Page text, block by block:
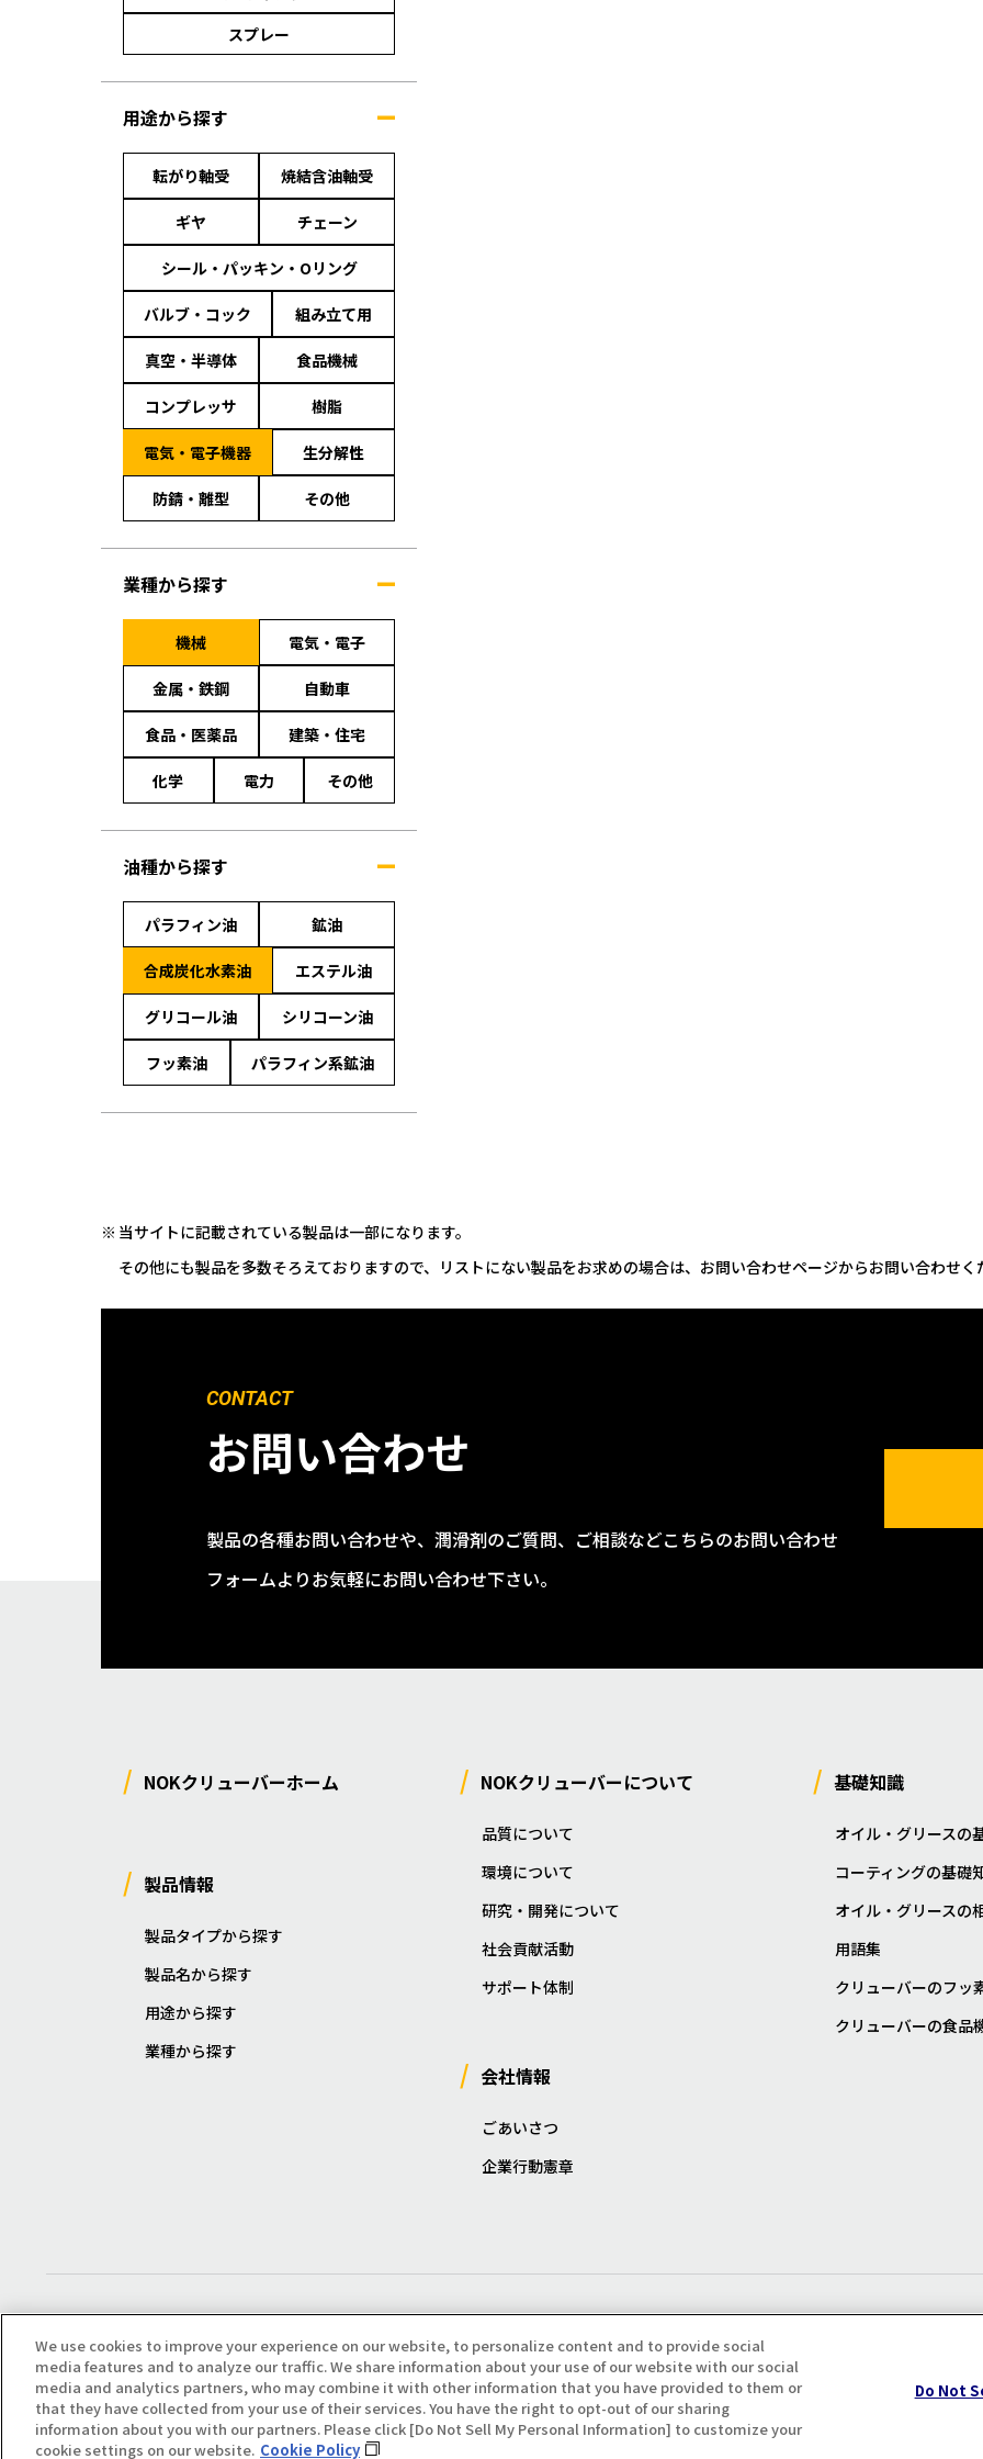
スプレー
用途から探す
転がり軸受 焼結含油軸受
ギヤ チェーン
シール・パッキン・Oリング
バルブ・コック 組み立て用
真空・半導体 食品機械
コンプレッサ 樹脂
電気・電子機器 生分解性
防錆・離型 その他
業種から探す
機械 電気・電子
金属・鉄鋼 自動車
食品・医薬品 建築・住宅
化学 電力 その他
油種から探す
パラフィン油 鉱油
合成炭化水素油 エステル油
グリコール油 シリコーン油
フッ素油 パラフィン系鉱油
当サイトに記載されている製品は一部になります。
その他にも製品を多数そろえておりますので、リストにない製品をお求めの場合は、お問い合わせページからお問い合わせく
CONTACT
お問い合わせ
製品の各種お問い合わせや、潤滑剤のご質問、ご相談などこちらのお問い合わせ
フォームよりお気軽にお問い合わせ下さい。
NOKクリューバーホーム
製品情報
製品タイプから探す
製品名から探す
用途から探す
業種から探す
NOKクリューバーについて
品質について
環境について
研究・開発について
社会貢献活動
サポート体制
会社情報
ごあいさつ
企業行動憲章
基礎知識
オイル・グリースの
コーティングの基礎
オイル・グリースの
用語集
クリューバーのフッ
クリューバーの食品
プライバシー・クッキーポリシ
Copyright(C) All Right Reserved. Producted by NOK KLÜBER CO., LTD.
We use cookies to improve your experience on our website, to personalize content and to provide social
media features and to analyze our traffic. We share information about your use of our website with our social
media and analytics partners, who may combine it with other information that you have provided to them or
that they have collected from your use of their services. You have the right to opt-out of our sharing
information about you with our partners. Please click [Do Not Sell My Personal Information] to customize your
cookie settings on our website. Cookie Policy
Do Not